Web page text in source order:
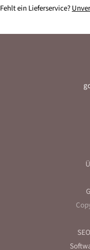
Fehlt ein Lieferservice?